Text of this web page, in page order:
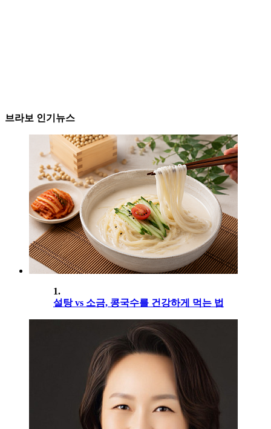
브라보 인기뉴스
1.
설탕 vs 소금, 콩국수를 건강하게 먹는 법